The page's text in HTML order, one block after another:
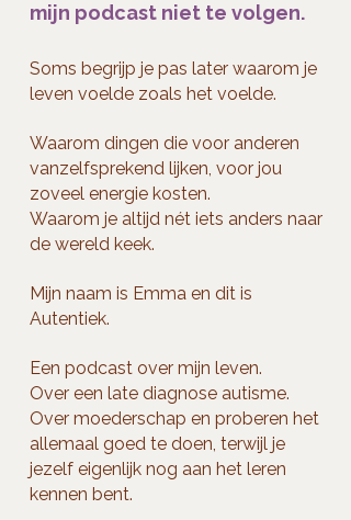
mijn podcast niet te volgen.
Soms begrijp je pas later waarom je
leven voelde zoals het voelde.
Waarom dingen die voor anderen
vanzelfsprekend lijken, voor jou
zoveel energie kosten.
Waarom je altijd nét iets anders naar
de wereld keek.
Mijn naam is Emma en dit is
Autentiek.
Een podcast over mijn leven.
Over een late diagnose autisme.
Over moederschap en proberen het
allemaal goed te doen, terwijl je
jezelf eigenlijk nog aan het leren
kennen bent.